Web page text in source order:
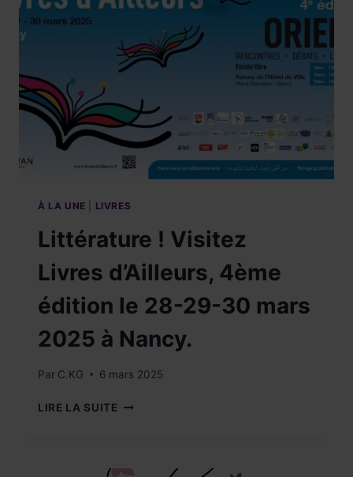
À LA UNE LIVRES
Littérature ! Visitez
Livres d’Ailleurs, 4ème
édition le 28-29-30 mars
2025 à Nancy.
Par C.KG 6 mars 2025
LIRE LA SUITE LITTÉRATURE
D’AILLEURS,